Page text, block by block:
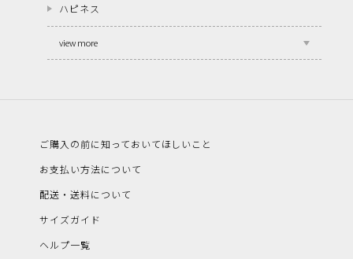
ハピネス
view more
ご購入の前に知っておいてほしいこと
お支払い方法について
配送・送料について
サイズガイド
ヘルプ一覧